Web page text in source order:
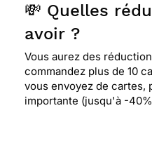
💸 Quelles
avoir ?
Vous aurez des
commandez plus de 10
vous envoyez de cartes,
importante (jusqu'à -